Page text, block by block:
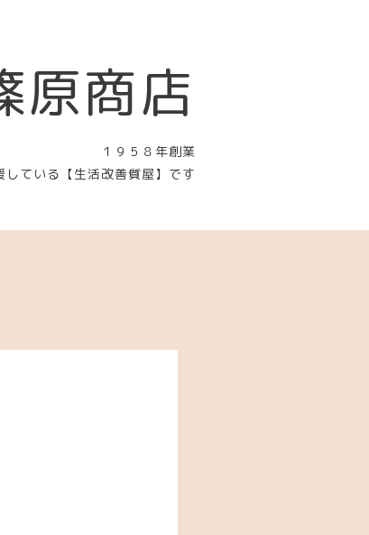
原商店
１９５８年創業
ている【生活改善質屋】です